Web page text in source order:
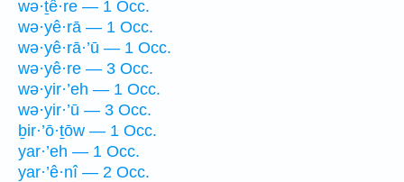
wə·ṯê·re — 1 Occ.
wə·yê·rā — 1 Occ.
wə·yê·rā·’ū — 1 Occ.
wə·yê·re — 3 Occ.
wə·yir·’eh — 1 Occ.
wə·yir·’ū — 3 Occ.
ḇir·’ō·ṯōw — 1 Occ.
yar·’eh — 1 Occ.
yar·’ê·nî — 2 Occ.